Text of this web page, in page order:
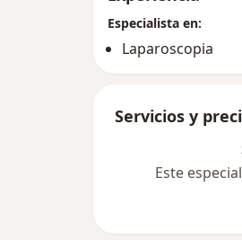
Especialista en:
Laparoscopia
Servicios y
Este